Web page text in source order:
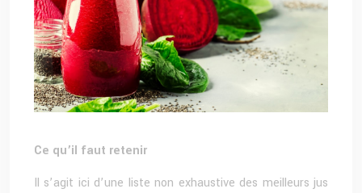
Ce qu’il faut retenir
Il s’agit ici d’une liste non exhaustive des meilleurs jus